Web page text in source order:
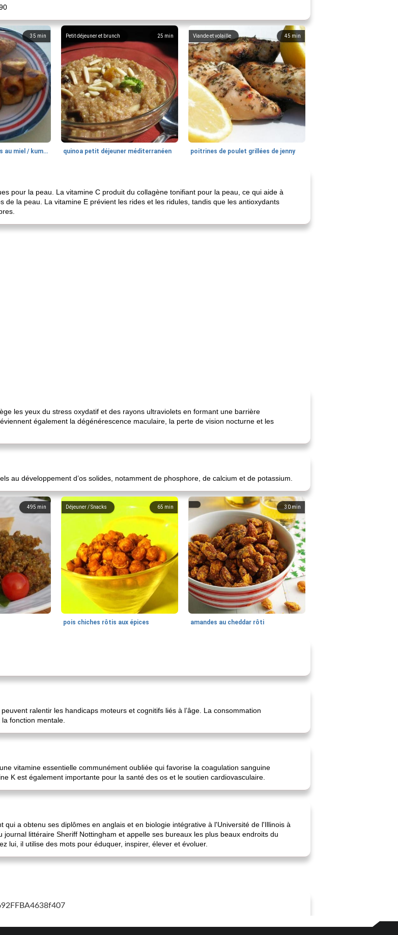
35 min
patates douces rôties au miel / kumara
25 min
Petit déjeuner et brunch
quinoa petit déjeuner méditerranéen
45 min
Viande et volaille
poitrines de poulet grillées de jenny
pour la peau. La vitamine C produit du collagène tonifiant pour la peau, ce qui aide à
de la peau. La vitamine E prévient les rides et les ridules, tandis que les antioxydants
les yeux du stress oxydatif et des rayons ultraviolets en formant une barrière
également la dégénérescence maculaire, la perte de vision nocturne et les
au développement d’os solides, notamment de phosphore, de calcium et de potassium.
495 min 65 min
Déjeuner / Snacks
pois chiches rôtis aux épices
30min
amandes au cheddar rôti
ralentir les handicaps moteurs et cognitifs liés à l’âge. La consommation
fonction mentale.
vitamine essentielle communément oubliée qui favorise la coagulation sanguine
K est également importante pour la santé des os et le soutien cardiovasculaire.
a obtenu ses diplômes en anglais et en biologie intégrative à l'Université de l'Illinois à
littéraire Sheriff Nottingham et appelle ses bureaux les plus beaux endroits du
lui, il utilise des mots pour éduquer, inspirer, élever et évoluer.